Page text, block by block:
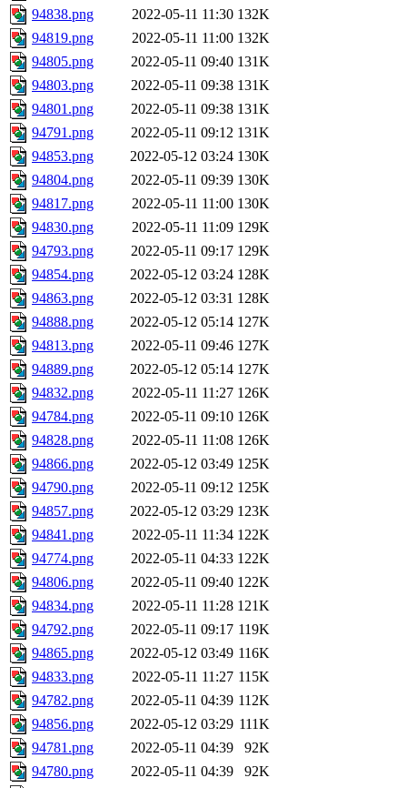
94838.png
2022-05-11 11:30 132K
94819.png
2022-05-11 11:00 132K
94805.png
2022-05-11 09:40 131K
94803.png
2022-05-11 09:38 131K
94801.png
2022-05-11 09:38 131K
94791.png
2022-05-11 09:12 131K
94853.png
2022-05-12 03:24 130K
94804.png
2022-05-11 09:39 130K
94817.png
2022-05-11 11:00 130K
94830.png
2022-05-11 11:09 129K
94793.png
2022-05-11 09:17 129K
94854.png
2022-05-12 03:24 128K
94863.png
2022-05-12 03:31 128K
94888.png
2022-05-12 05:14 127K
94813.png
2022-05-11 09:46 127K
94889.png
2022-05-12 05:14 127K
94832.png
2022-05-11 11:27 126K
94784.png
2022-05-11 09:10 126K
94828.png
2022-05-11 11:08 126K
94866.png
2022-05-12 03:49 125K
94790.png
2022-05-11 09:12 125K
94857.png
2022-05-12 03:29 123K
94841.png
2022-05-11 11:34 122K
94774.png
2022-05-11 04:33 122K
94806.png
2022-05-11 09:40 122K
94834.png
2022-05-11 11:28 121K
94792.png
2022-05-11 09:17 119K
94865.png
2022-05-12 03:49 116K
94833.png
2022-05-11 11:27 115K
94782.png
2022-05-11 04:39 112K
94856.png
2022-05-12 03:29 111K
94781.png
2022-05-11 04:39
92K
94780.png
2022-05-11 04:39
92K